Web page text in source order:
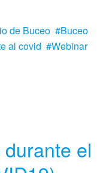
de Buceo
Buceo
al covid
Webinar
el